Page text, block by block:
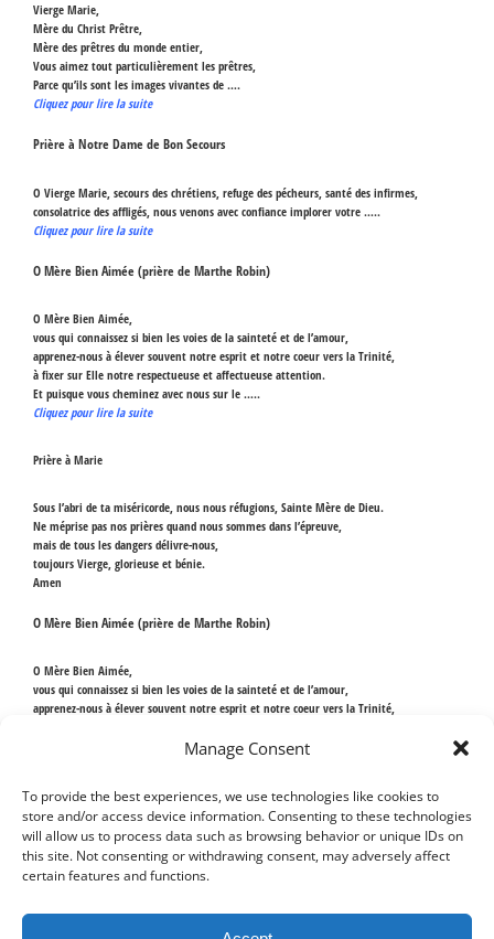
Manage Consent
To provide the best experiences, we use technologies like cookies to
store and/or access device information. Consenting to these technologies
will allow us to process data such as browsing behavior or unique IDs on
this site. Not consenting or withdrawing consent, may adversely affect
certain features and functions.
Vierge Marie,
Mère du Christ Prêtre,
Mère des prêtres du monde entier,
Vous aimez tout particulièrement les prêtres,
Parce qu’ils sont les images vivantes de ….
Cliquez pour lire la suite
Prière à Notre Dame de Bon Secours
O Vierge Marie, secours des chrétiens, refuge des pécheurs, santé des infirmes,
consolatrice des affligés, nous venons avec confiance implorer votre …..
Cliquez pour lire la suite
O Mère Bien Aimée (prière de Marthe Robin)
O Mère Bien Aimée,
vous qui connaissez si bien les voies de la sainteté et de l’amour,
apprenez-nous à élever souvent notre esprit et notre coeur vers la Trinité,
à fixer sur Elle notre respectueuse et affectueuse attention.
Et puisque vous cheminez avec nous sur le …..
Cliquez pour lire la suite
Prière à Marie
Sous l’abri de ta miséricorde, nous nous réfugions, Sainte Mère de Dieu.
Ne méprise pas nos prières quand nous sommes dans l’épreuve,
mais de tous les dangers délivre-nous,
toujours Vierge, glorieuse et bénie.
Amen
O Mère Bien Aimée (prière de Marthe Robin)
O Mère Bien Aimée,
vous qui connaissez si bien les voies de la sainteté et de l’amour,
apprenez-nous à élever souvent notre esprit et notre coeur vers la Trinité,
Et puisque vous cheminez avec nous sur le chemin de la …
Prière à St Joseph
De la lettre apostolique Patris Corde, du Pape François
« il ne reste qu’à implorer de saint Joseph la grâce des grâces : notre conversion. Nous